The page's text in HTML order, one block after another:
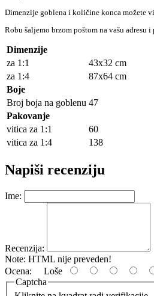
Dimenzije goblena i količine konca možete
Robu šaljemo brzom poštom na vašu adresu
Dimenzije
za 1:1
43x32 cm
za 1:4
87x64 cm
Boje
Broj boja na goblenu 47
Pakovanje
vitica za 1:1
60
vitica za 1:4
138
Napiši recenziju
Ime:
Recenzija:
Note: HTML nije preveden!
Ocena: Loše
Captcha